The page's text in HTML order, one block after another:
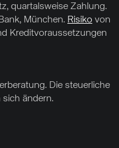
quartalsweise Zahlung.
München. Risiko von
Kreditvoraussetzungen
Die steuerliche
sich ändern.